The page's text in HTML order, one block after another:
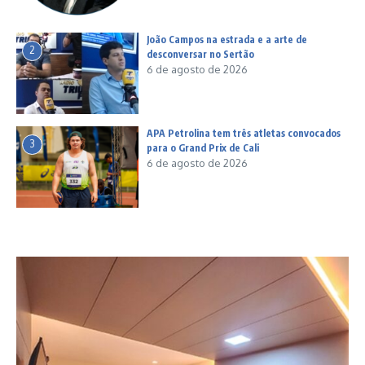
2
João Campos na estrada e a arte de
desconversar no Sertão
6 de agosto de 2026
3
APA Petrolina tem três atletas convocados
para o Grand Prix de Cali
6 de agosto de 2026